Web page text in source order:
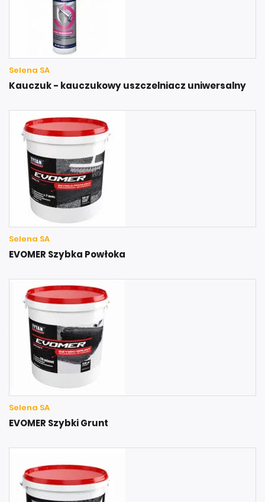
Selena SA
Kauczuk - kauczukowy uszczelniacz uniwersalny
Selena SA
EVOMER Szybka Powłoka
Selena SA
EVOMER Szybki Grunt